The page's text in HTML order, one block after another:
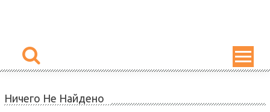
Ничего Не Найдено